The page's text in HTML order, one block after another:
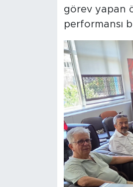
görev yapan
performansı